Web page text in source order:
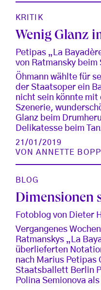
KRITIK
Wenig Glanz
Petipas „La
von Ratmansky
Öhmann wählte für
der Staatsoper ein
nicht sein könnte
Szenerie,
Glanz beim
Delikatesse beim
21/01/2019
VONANNETTE BOPP
BLOG
Dimensionen
Fotoblog von Dieter
Vergangenes
Ratmanskys „La
überlieferten
nach Marius Petipas
Staatsballett Berlin
Polina Semionova